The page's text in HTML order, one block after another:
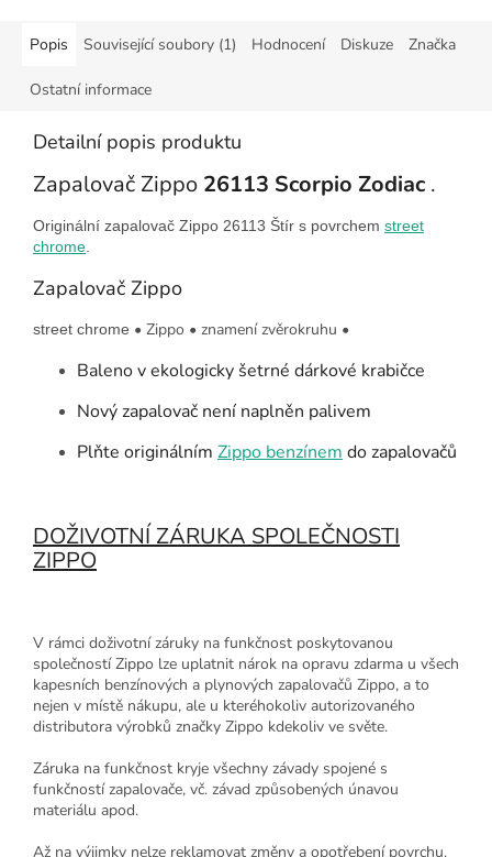
Popis Související soubory (1) Hodnocení Diskuze Značka
Ostatní informace
Detailní popis produktu
Zapalovač Zippo 26113 Scorpio Zodiac .
Originální zapalovač Zippo 26113 Štír s povrchem street
chrome
Zapalovač Zippo
street chrome • Zippo • znamení zvěrokruhu •
Baleno v ekologicky šetrné dárkové krabičce
Nový zapalovač není naplněn palivem
Plňte originálním Zippo benzínem do zapalovačů
DOŽIVOTNÍ ZÁRUKA SPOLEČNOSTI
ZIPPO
V rámci doživotní záruky na funkčnost poskytovanou
společností Zippo lze uplatnit nárok na opravu zdarma u všech
kapesních benzínových a plynových zapalovačů Zippo, a to
nejen v místě nákupu, ale u kteréhokoliv autorizovaného
distributora výrobků značky Zippo kdekoliv ve světe.
Záruka na funkčnost kryje všechny závady spojené s
funkčností zapalovače, vč. závad způsobených únavou
materiálu apod.
Až na výjimky nelze reklamovat změny a opotřebení povrchu,